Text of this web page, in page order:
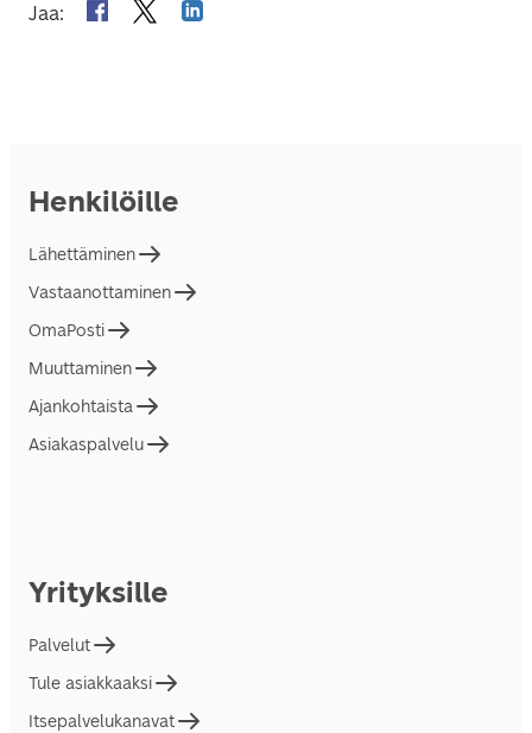
Jaa:
Henkilöille
Lähettäminen
Vastaanottaminen
OmaPosti
Muuttaminen
Ajankohtaista
Asiakaspalvelu
Yrityksille
Palvelut
Tule asiakkaaksi
Itsepalvelukanavat